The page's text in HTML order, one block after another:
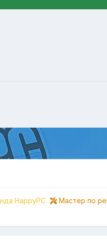
HappyPC Мастер по